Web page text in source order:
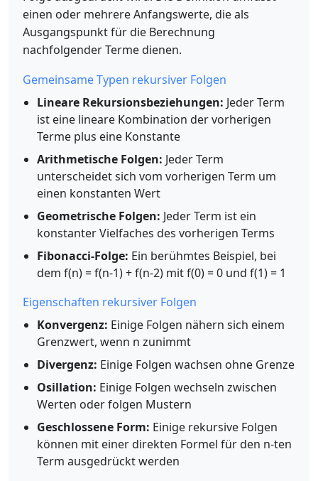
einen oder mehrere Anfangswerte, die als
Ausgangspunkt für die Berechnung
nachfolgender Terme dienen.
Gemeinsame Typen rekursiver Folgen
Lineare Rekursionsbeziehungen: Jeder Term
ist eine lineare Kombination der vorherigen
Terme plus eine Konstante
Arithmetische Folgen: Jeder Term
unterscheidet sich vom vorherigen Term um
einen konstanten Wert
Geometrische Folgen: Jeder Term ist ein
konstanter Vielfaches des vorherigen Terms
Fibonacci-Folge: Ein berühmtes Beispiel, bei
dem f(n) = f(n-1) + f(n-2) mit f(0) = 0 und f(1) = 1
Eigenschaften rekursiver Folgen
Konvergenz: Einige Folgen nähern sich einem
Grenzwert, wenn n zunimmt
Divergenz: Einige Folgen wachsen ohne Grenze
Osillation: Einige Folgen wechseln zwischen
Werten oder folgen Mustern
Geschlossene Form: Einige rekursive Folgen
können mit einer direkten Formel für den n-ten
Term ausgedrückt werden